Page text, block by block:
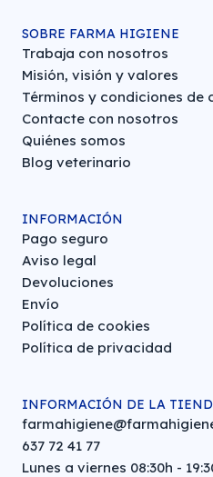
SOBRE FARMA HIGIENE
Trabaja con nosotros
Misión, visión y valores
Términos y condiciones de
Contacte con nosotros
Quiénes somos
Blog veterinario
INFORMACIÓN
Pago seguro
Aviso legal
Devoluciones
Envío
Política de cookies
Política de privacidad
INFORMACIÓN DE LA
637 72 41 77
Lunes a viernes 08:30h -